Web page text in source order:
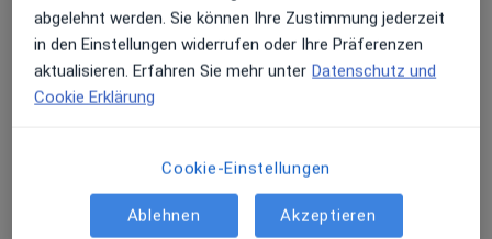
Praxis
McKEE Zahnärzte R. Olivia Diederich & Kollegen
Haller Str. 189, 74564 Crailsheim
abgelehnt werden. Sie können Ihre Zustimmung jederzeit
in den Einstellungen widerrufen oder Ihre Präferenzen
aktualisieren. Erfahren Sie mehr unter Datenschutz und
Cookie Erklärung
Cookie-Einstellungen
Ablehnen Akzeptieren